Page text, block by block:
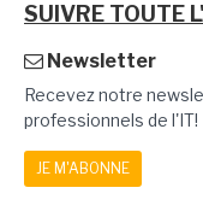
SUIVRE TOUTE
Newsletter
Recevez notre
professionnels de l'IT!
JE M'ABONNE